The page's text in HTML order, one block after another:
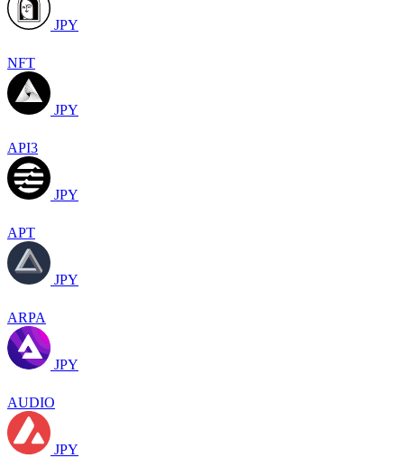
JPY
NFT
JPY
API3
JPY
APT
JPY
ARPA
JPY
AUDIO
JPY